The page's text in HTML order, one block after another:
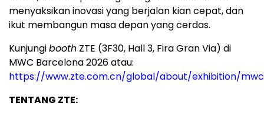
menyaksikan inovasi yang berjalan kian cepat, dan
ikut membangun masa depan yang cerdas.
Kunjungibooth ZTE (3F30, Hall 3, Fira Gran Via) di
MWC Barcelona 2026 atau:
https://www.zte.com.cn/global/about/exhibition/
TENTANG ZTE: